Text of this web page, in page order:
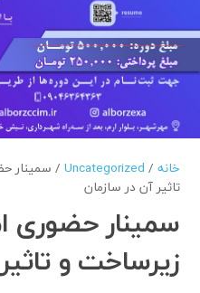
خانه /
Uncategorized / سمینار
تاثیر آن در سازمان
سمینار حضوری
زیرساخت و